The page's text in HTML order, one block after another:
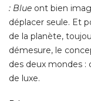
: Blue ont bien
déplacer seule. Et
de la planète,
démesure, le
des deux mondes :
de luxe.